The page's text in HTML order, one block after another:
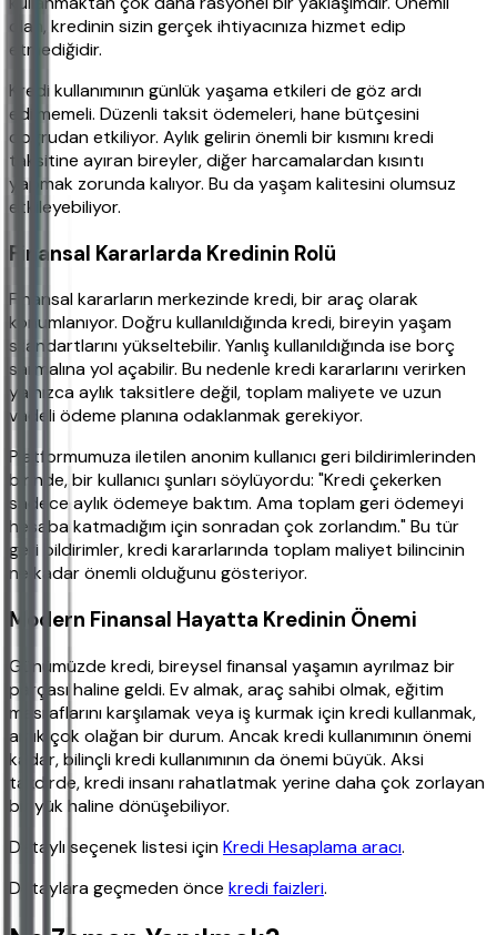
olan, kredinin sizin gerçek ihtiyacınıza hizmet edip
etmediğidir.
Kredi kullanımının günlük yaşama etkileri de göz ardı
edilmemeli. Düzenli taksit ödemeleri, hane bütçesini
doğrudan etkiliyor. Aylık gelirin önemli bir kısmını kredi
taksitine ayıran bireyler, diğer harcamalardan kısıntı
yapmak zorunda kalıyor. Bu da yaşam kalitesini olumsuz
etkileyebiliyor.
Finansal Kararlarda Kredinin Rolü
Finansal kararların merkezinde kredi, bir araç olarak
konumlanıyor. Doğru kullanıldığında kredi, bireyin yaşam
standartlarını yükseltebilir. Yanlış kullanıldığında ise borç
sarmalına yol açabilir. Bu nedenle kredi kararlarını verirken
yalnızca aylık taksitlere değil, toplam maliyete ve uzun
vadeli ödeme planına odaklanmak gerekiyor.
Platformumuza iletilen anonim kullanıcı geri bildirimlerinden
birinde, bir kullanıcı şunları söylüyordu: "Kredi çekerken
sadece aylık ödemeye baktım. Ama toplam geri ödemeyi
hesaba katmadığım için sonradan çok zorlandım." Bu tür
geri bildirimler, kredi kararlarında toplam maliyet bilincinin
ne kadar önemli olduğunu gösteriyor.
Modern Finansal Hayatta Kredinin Önemi
Günümüzde kredi, bireysel finansal yaşamın ayrılmaz bir
parçası haline geldi. Ev almak, araç sahibi olmak, eğitim
masraflarını karşılamak veya iş kurmak için kredi kullanmak,
artık çok olağan bir durum. Ancak kredi kullanımının önemi
kadar, bilinçli kredi kullanımının da önemi büyük. Aksi
takdirde, kredi insanı rahatlatmak yerine daha çok zorlayan
bir yük haline dönüşebiliyor.
Detaylı seçenek listesi içinKredi Hesaplama aracı.
Detaylara geçmeden önce kredi faizleri.